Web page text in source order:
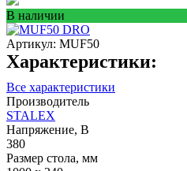
В наличии
Артикул: MUF50
Характеристики:
Все характеристики
Производитель
STALEX
Напряжение, В
380
Размер стола, мм